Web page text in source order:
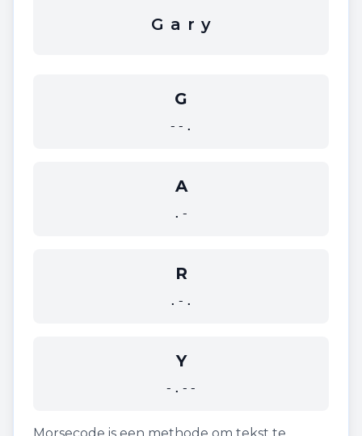
G a r y
G
--.
A
.-
R
.-.
Y
-.--